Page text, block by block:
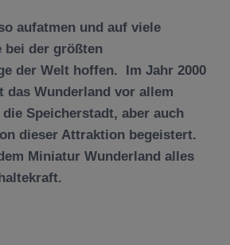
aufatmen und auf viele
bei der größten
der Welt hoffen. Im Jahr 2000
das Wunderland vor allem
Speicherstadt, aber auch
dieser Attraktion begeistert.
Miniatur Wunderland alles